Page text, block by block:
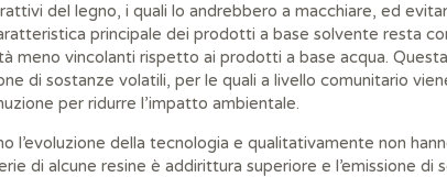
del legno, i quali lo andrebbero a macchiare, ed
principale dei prodotti a base solvente resta
meno vincolanti rispetto ai prodotti a base acqua.
di sostanze volatili, per le quali a livello comunitario
per ridurre l’impatto ambientale.
della tecnologia e qualitativamente non
di alcune resine è addirittura superiore e l’emissione di